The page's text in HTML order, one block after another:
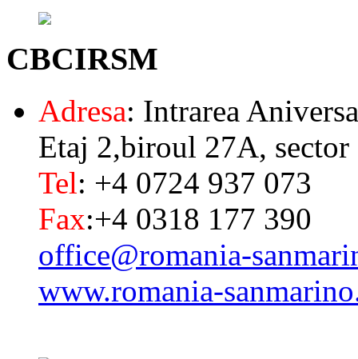
CBCIRSM
Adresa: Intrarea
Etaj 2,biroul 27A, sector
Tel: +4 0724 937 073
Fax:+4 0318 177 390
office@romania-
www.romania-